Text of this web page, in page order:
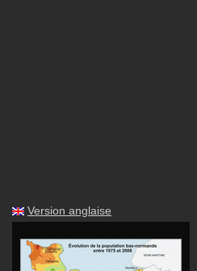
Version anglaise